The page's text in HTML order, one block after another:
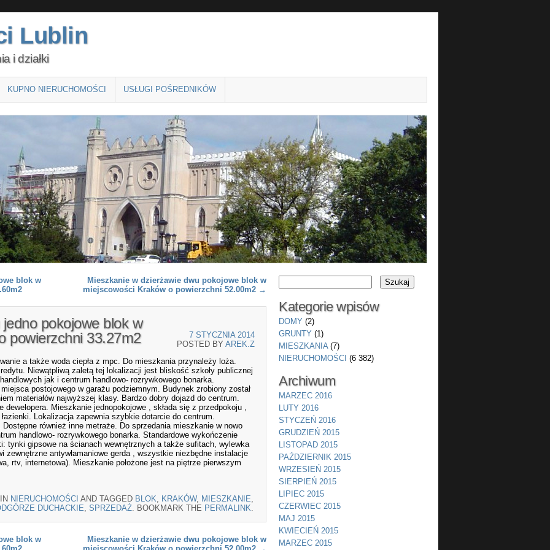
Lublin
i działki
KUPNO NIERUCHOMOŚCI USŁUGI POŚREDNIKÓW
blok w
Mieszkanie w dzierżawie dwu pokojowe blok w
miejscowości Kraków o powierzchni 52.00m2 →
pokojowe blok w
powierzchni 33.27m2
7 STYCZNIA 2014
POSTED BY AREK.Z
a także woda ciepła z mpc. Do mieszkania przynależy loża.
Niewątpliwą zaletą tej lokalizacji jest bliskość szkoły publicznej
jak i centrum handlowo- rozrywkowego bonarka.
postojowego w garażu podziemnym. Budynek zrobiony został
materiałów najwyższej klasy. Bardzo dobry dojazd do centrum.
dewelopera. Mieszkanie jednopokojowe , składa się z przedpokoju ,
Lokalizacja zapewnia szybkie dotarcie do centrum.
również inne metraże. Do sprzedania mieszkanie w nowo
handlowo- rozrywkowego bonarka. Standardowe wykończenie
tynki gipsowe na ścianach wewnętrznych a także sufitach, wylewka
zewnętrzne antywłamaniowe gerda , wszystkie niezbędne instalacje
rtv, internetowa). Mieszkanie położone jest na piętrze pierwszym
NIERUCHOMOŚCI AND TAGGED BLOK KRAKÓW, MIESZKANIE
DUCHACKIE SPRZEDAŻ . BOOKMARK THE PERMALINK
blok w
Mieszkanie w dzierżawie dwu pokojowe blok w
Kategorie wpisów
DOMY (2)
GRUNTY (1)
MIESZKANIA(7)
NIERUCHOMOŚCI (6 382)
Archiwum
MARZEC 2016
LUTY 2016
STYCZEŃ 2016
GRUDZIEŃ 2015
LISTOPAD 2015
PAŹDZIERNIK 2015
WRZESIEŃ 2015
SIERPIEŃ 2015
LIPIEC 2015
CZERWIEC 2015
MAJ 2015
KWIECIEŃ 2015
MARZEC 2015